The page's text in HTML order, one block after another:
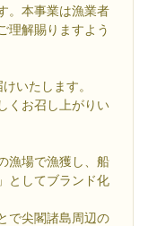
。本事業は漁業者
理解賜りますよう
いたします。
くお召し上がりい
漁場で漁獲し、船
としてブランド化
で尖閣諸島周辺の